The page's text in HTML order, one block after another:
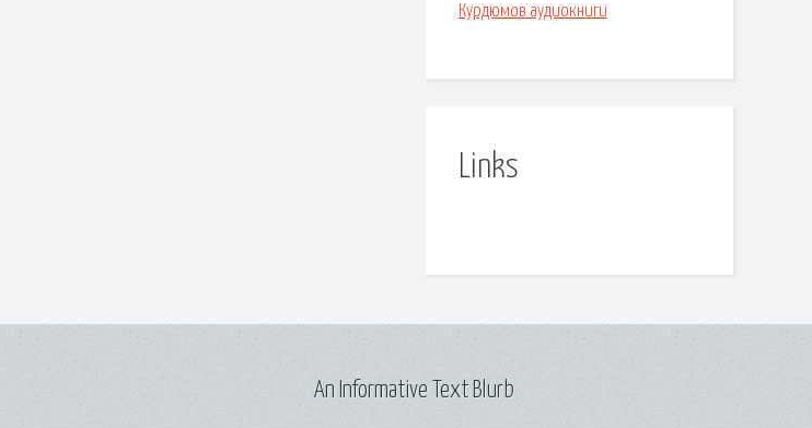
Курдюмов аудиокниги
Links
An Informative Text Blurb